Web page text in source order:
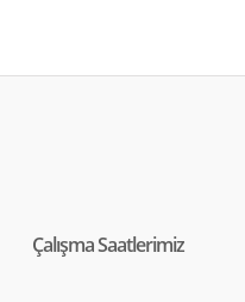
Çalışma Saatlerimiz